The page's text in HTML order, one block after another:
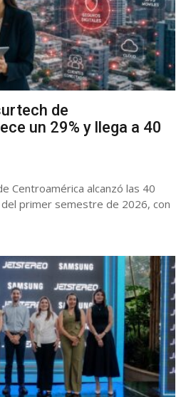
de
un 29% y llega a 40
Centroamérica alcanzó las 40
primer semestre de 2026, con